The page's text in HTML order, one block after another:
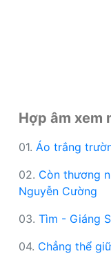
Hợp âm xem
01. Áo trắng
02. Còn thương
Nguyễn Cường
03. Tìm - Giáng
04. Chẳng thể